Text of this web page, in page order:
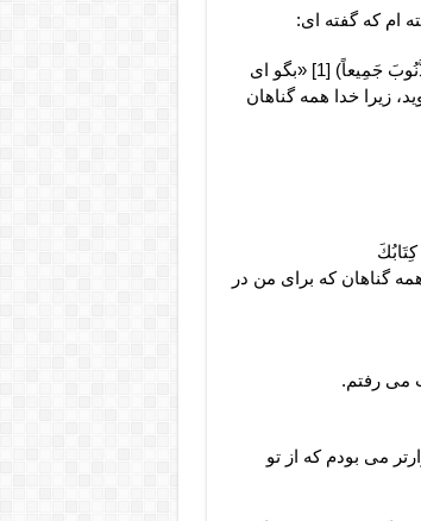
‏ام كه گفته ‏اى:
(يَا عِبَادِيَ الَّذِينَ أَسْرَفُوا عَلَى أَنْفُسِهِمْ لاَ تَقْنَطُوا مِنْ رَحْمَةِ اللَّهِ إِنَّ اللَّهَ يَغْفِرُ الذُّنُوبَ جَمِيعاً) [1] «بگو اى
زيرا خدا همه گناهان
گناهان كه براى من در
مى ‏رفتم.
مى‏ بودم كه از تو